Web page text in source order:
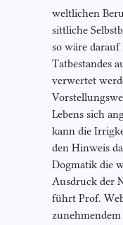
weltlichen
sittliche
so wäre
Tatbestandes
verwertet
Lebens sich
kann die
den Hinweis
Dogmatik die
Ausdruck der
führt Prof.